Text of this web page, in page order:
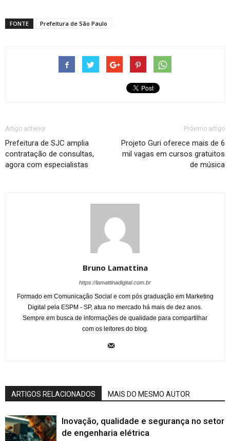
FONTE Prefeitura de São Paulo
Artigo anterior
Prefeitura de SJC amplia
contratação de consultas,
agora com especialistas
Próximo artigo
Projeto Guri oferece mais de 6
mil vagas em cursos gratuitos
de música
Bruno Lamattina
https://lamattinadigital.com.br
Formado em Comunicação Social e com pós graduação em Marketing
Digital pela ESPM - SP, atua no mercado há mais de dez anos.
Sempre em busca de informações de qualidade para compartilhar
com os leitores do blog.
ARTIGOS RELACIONADOS MAIS DO MESMO AUTOR
Inovação, qualidade e segurança no setor
de engenharia elétrica